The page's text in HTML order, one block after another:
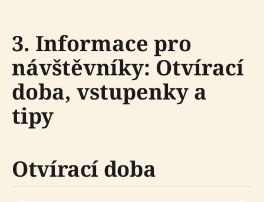
3. Informace pro
návštěvníky: Otvírací
doba, vstupenky a
tipy
Otvírací doba